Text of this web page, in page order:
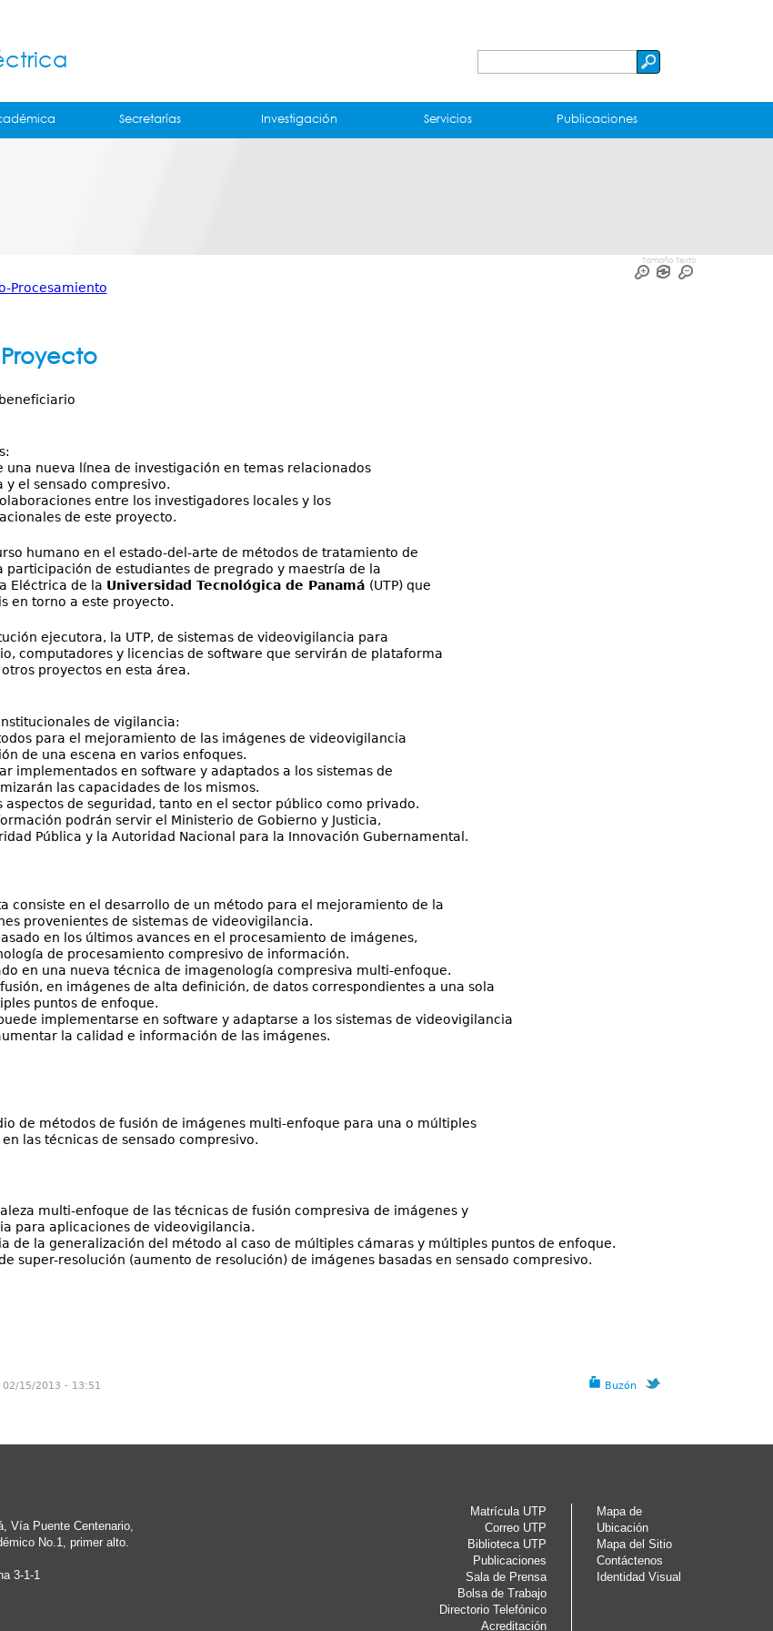
Secretarías Investigación Servicios Publicaciones
Tamaño Texto
Procesamiento
una nueva línea de investigación en temas relacionados
el sensado compresivo.
entre los investigadores locales y los
de este proyecto.
humano en el estado-del-arte de métodos de tratamiento de
participación de estudiantes de pregrado y maestría de la
Eléctrica de la Universidad Tecnológica de Panamá (UTP) que
en torno a este proyecto.
ejecutora, la UTP, de sistemas de videovigilancia para
computadores y licencias de software que servirán de plataforma
proyectos en esta área.
de vigilancia:
para el mejoramiento de las imágenes de videovigilancia
de una escena en varios enfoques.
implementados en software y adaptados a los sistemas de
las capacidades de los mismos.
aspectos de seguridad, tanto en el sector público como privado.
podrán servir el Ministerio de Gobierno y Justicia,
Pública y la Autoridad Nacional para la Innovación Gubernamental.
consiste en el desarrollo de un método para el mejoramiento de la
provenientes de sistemas de videovigilancia.
en los últimos avances en el procesamiento de imágenes,
de procesamiento compresivo de información.
en una nueva técnica de imagenología compresiva multi-enfoque.
en imágenes de alta definición, de datos correspondientes a una sola
puntos de enfoque.
implementarse en software y adaptarse a los sistemas de videovigilancia
la calidad e información de las imágenes.
métodos de fusión de imágenes multi-enfoque para una o múltiples
las técnicas de sensado compresivo.
multi-enfoque de las técnicas de fusión compresiva de imágenes y
para aplicaciones de videovigilancia.
de la generalización del método al caso de múltiples cámaras y múltiples puntos de enfoque.
super-resolución (aumento de resolución) de imágenes basadas en sensado compresivo.
Buzón
15/2013 - 13:51
Vía Puente Centenario,
No.1, primer alto.
3-1-1
Matrícula UTP
Correo UTP
Biblioteca UTP
Publicaciones
Sala de Prensa
Bolsa de Trabajo
Directorio Telefónico
Acreditación
Mapa de
Ubicación
Mapa del Sitio
Contáctenos
Identidad Visual